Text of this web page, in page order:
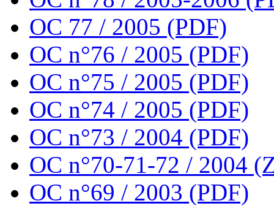
OC 77 / 2005 (PDF)
OC n°76 / 2005 (PDF)
OC n°75 / 2005 (PDF)
OC n°74 / 2005 (PDF)
OC n°73 / 2004 (PDF)
OC n°70-71-72 / 2004
OC n°69 / 2003 (PDF)